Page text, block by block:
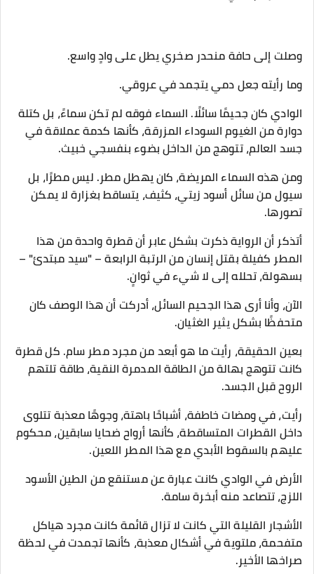
وصلت إلى حافة منحدر صخري يطل على وادٍ واسع.
وما رأيته جعل دمي يتجمد في عروقي.
الوادي كان جحيمًا سائلًا. السماء فوقه لم تكن سماءً، بل كتلة
دوارة من الغيوم السوداء المزرقة، كأنها كدمة عملاقة في
جسد العالم، تتوهج من الداخل بضوء بنفسجي خبيث.
ومن هذه السماء المريضة، كان يهطل مطر. ليس مطرًا، بل
سيول من سائل أسود زيتي، كثيف، يتساقط بغزارة لا يمكن
تصورها.
أتذكر أن الرواية ذكرت بشكل عابر أن قطرة واحدة من هذا
المطر كفيلة بقتل إنسان من الرتبة الرابعة – "سيد مبتدئ" –
بسهولة، تحلله إلى لا شيء في ثوانٍ.
الآن، وأنا أرى هذا الجحيم السائل، أدركت أن هذا الوصف كان
متحفظًا بشكل يثير الغثيان.
بعين الحقيقة، رأيت ما هو أبعد من مجرد مطر سام. كل قطرة
كانت تتوهج بهالة من الطاقة المدمرة النقية، طاقة تلتهم
الروح قبل الجسد.
رأيت، في ومضات خاطفة، أشباحًا باهتة، وجوهًا معذبة تتلوى
داخل القطرات المتساقطة، كأنها أرواح ضحايا سابقين، محكوم
عليهم بالسقوط الأبدي مع هذا المطر اللعين.
الأرض في الوادي كانت عبارة عن مستنقع من الطين الأسود
اللزج، تتصاعد منه أبخرة سامة.
الأشجار القليلة التي كانت لا تزال قائمة كانت مجرد هياكل
متفحمة، ملتوية في أشكال معذبة، كأنها تجمدت في لحظة
صراخها الأخير.